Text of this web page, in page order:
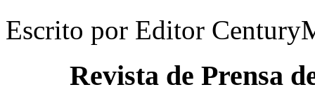
Escrito por Editor
Revista de Prensa